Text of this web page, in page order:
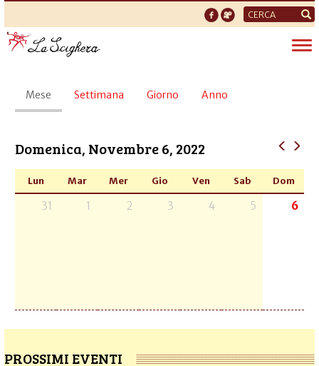
Form
di
ricerca
Schede
primarie
Mese (scheda
attiva)
Settimana Giorno Anno
Domenica, Novembre 6, 2022
Lun Mar Mer Gio Ven Sab Dom
31 1 2 3 4 5 6
PROSSIMI EVENTI